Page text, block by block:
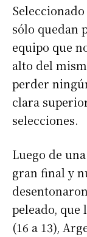
sólo quedan
equipo que
alto del
perder
clara
selecciones.
Luego de
gran final y
peleado, que
(16 a 13),